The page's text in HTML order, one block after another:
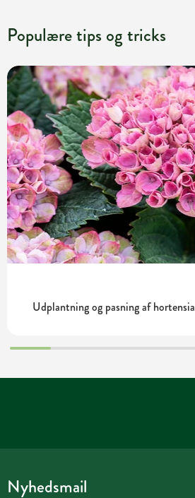
Populære tips og tricks
Udplantning og pasning af hortensia
Nyhedsmail